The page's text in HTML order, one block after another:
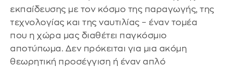
εκπαίδευσης με τον κόσμο της παραγωγής, της
τεχνολογίας και της ναυτιλίας – έναν τομέα
που η χώρα μας διαθέτει παγκόσμιο
αποτύπωμα. Δεν πρόκειται για μια ακόμη
θεωρητική προσέγγιση ή έναν απλό